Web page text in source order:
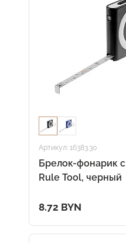
Артикул: 16383.30
Брелок-фонарик
Rule Tool, черный
8.72 BYN